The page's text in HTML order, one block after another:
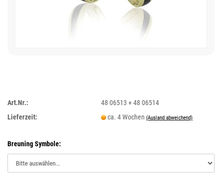
Art.Nr.:
48 06513 + 48 06514
Lieferzeit:
ca. 4 Wochen(Ausland abweichend)
Breuning Symbole: